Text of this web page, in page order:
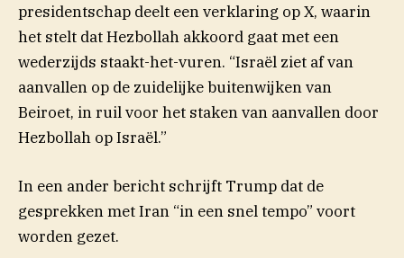
presidentschap deelt een verklaring op X, waarin
het stelt dat Hezbollah akkoord gaat met een
wederzijds staakt-het-vuren. “Israël ziet af van
aanvallen op de zuidelijke buitenwijken van
Beiroet, in ruil voor het staken van aanvallen door
Hezbollah op Israël.”
In een ander bericht schrijft Trump dat de
gesprekken met Iran “in een snel tempo” voort
worden gezet.